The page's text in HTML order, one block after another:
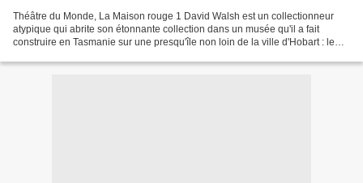
Théâtre du Monde, La Maison rouge 1 David Walsh est un collectionneur
atypique qui abrite son étonnante collection dans un musée qu'il a fait
construire en Tasmanie sur une presqu'île non loin de la ville d'Hobart : le